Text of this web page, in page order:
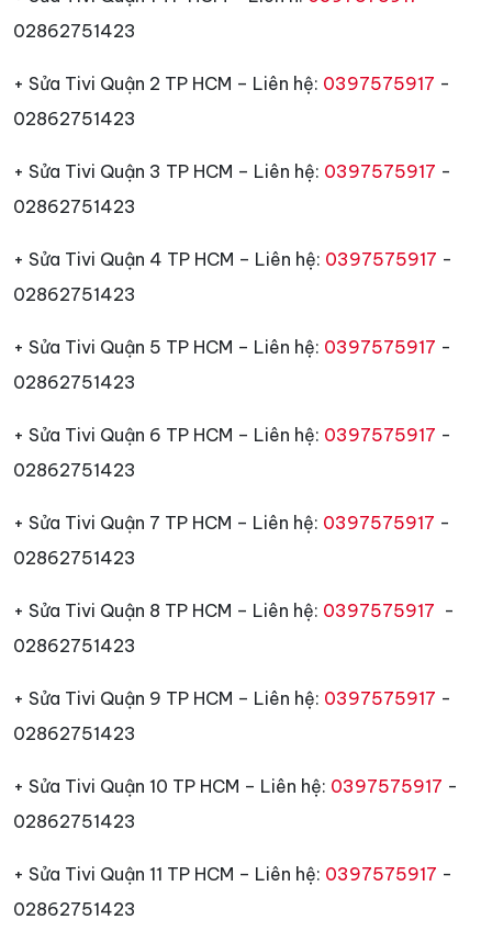
02862751423
+ Sửa Tivi Quận 2 TP HCM – Liên hệ: 0397575917 -
02862751423
+ Sửa Tivi Quận 3 TP HCM – Liên hệ: 0397575917 -
02862751423
+ Sửa Tivi Quận 4 TP HCM – Liên hệ: 0397575917 -
02862751423
+ Sửa Tivi Quận 5 TP HCM – Liên hệ: 0397575917 -
02862751423
+ Sửa Tivi Quận 6 TP HCM – Liên hệ: 0397575917 -
02862751423
+ Sửa Tivi Quận 7 TP HCM – Liên hệ: 0397575917 -
02862751423
+ Sửa Tivi Quận 8 TP HCM – Liên hệ: 0397575917 -
02862751423
+ Sửa Tivi Quận 9 TP HCM – Liên hệ: 0397575917 -
02862751423
+ Sửa Tivi Quận 10 TP HCM – Liên hệ: 0397575917 -
02862751423
+ Sửa Tivi Quận 11 TP HCM – Liên hệ: 0397575917 -
02862751423